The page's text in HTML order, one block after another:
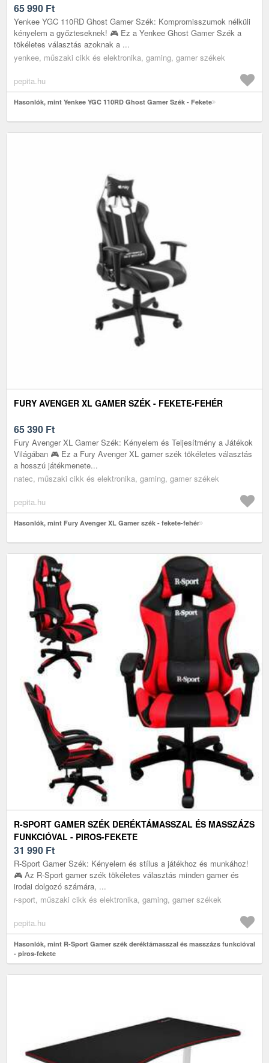
65 990 Ft
Yenkee YGC 110RD Ghost Gamer Szék: Kompromisszumok nélküli
kényelem a győzteseknek! 🎮 Ez a Yenkee Ghost Gamer Szék a
tökéletes választás azoknak a ...
yenkee, műszaki cikk és elektronika, gaming, gamer székek
pepita.hu
Hasonlók, mint Yenkee YGC 110RD Ghost Gamer Szék - Fekete
FURY AVENGER XL GAMER SZÉK - FEKETE-FEHÉR
65 390 Ft
Fury Avenger XL Gamer Szék: Kényelem és Teljesítmény a Játékok
Világában 🎮 Ez a Fury Avenger XL gamer szék tökéletes választás
a hosszú játékmenete...
natec, műszaki cikk és elektronika, gaming, gamer székek
pepita.hu
Hasonlók, mint Fury Avenger XL Gamer szék - fekete-fehér
R-SPORT GAMER SZÉK DERÉKTÁMASSZAL ÉS MASSZÁZS
FUNKCIÓVAL - PIROS-FEKETE
31 990 Ft
R-Sport Gamer Szék: Kényelem és stílus a játékhoz és munkához!
🎮 Az R-Sport gamer szék tökéletes választás minden gamer és
irodai dolgozó számára, ...
r-sport, műszaki cikk és elektronika, gaming, gamer székek
pepita.hu
Hasonlók, mint R-Sport Gamer szék deréktámasszal és masszázs funkcióval
- piros-fekete